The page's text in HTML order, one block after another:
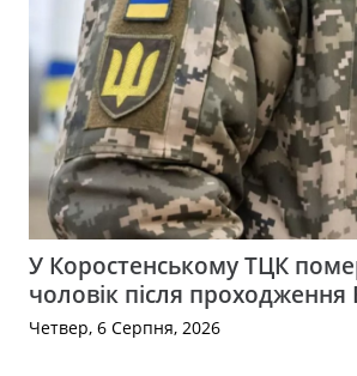
У Коростенському ТЦК
чоловік після
Четвер, 6 Серпня, 2026